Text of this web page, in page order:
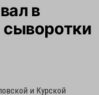
в
сыворотки
и Курской